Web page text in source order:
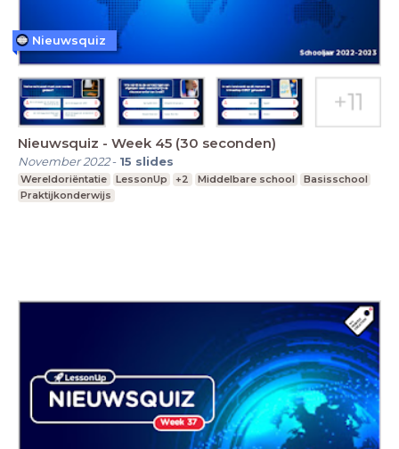
Nieuwsquiz - Week 45 (30 seconden)
November 2022- 15 slides
Wereldoriëntatie LessonUp +2 Middelbare school
Basisschool
Praktijkonderwijs
Nieuwsquiz